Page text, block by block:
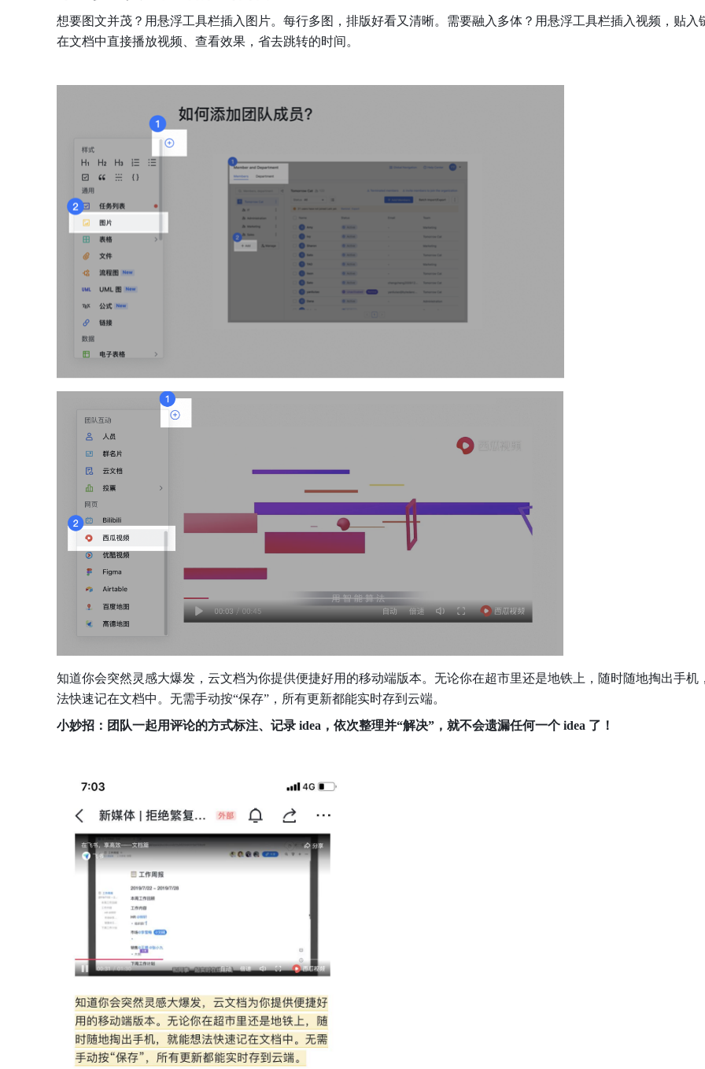
想要图文并茂？用悬浮工具栏插入图片。每行多图，排版好看又清晰。需要融入多体？用悬浮工具栏插入视频，贴入
在文档中直接播放视频、查看效果，省去跳转的时间。
知道你会突然灵感大爆发，云文档为你提供便捷好用的移动端版本。无论你在超市里还是地铁上，随时随地掏出手机
法快速记在文档中。无需手动按“保存”，所有更新都能实时存到云端。
小妙招：团队一起用评论的方式标注、记录 idea，依次整理并“解决”，就不会遗漏任何一个 idea 了！